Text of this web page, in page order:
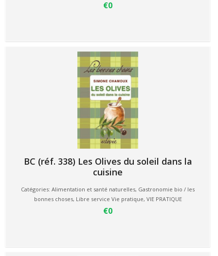
€0
BC (réf. 338) Les Olives du soleil dans la
cuisine
Catégories: Alimentation et santé naturelles, Gastronomie bio / les
bonnes choses, Libre service Vie pratique, VIE PRATIQUE
€0